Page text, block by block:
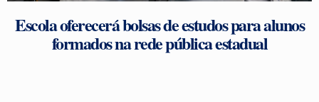
Escola oferecerá bolsas de estudos para alunos
formados na rede pública estadual